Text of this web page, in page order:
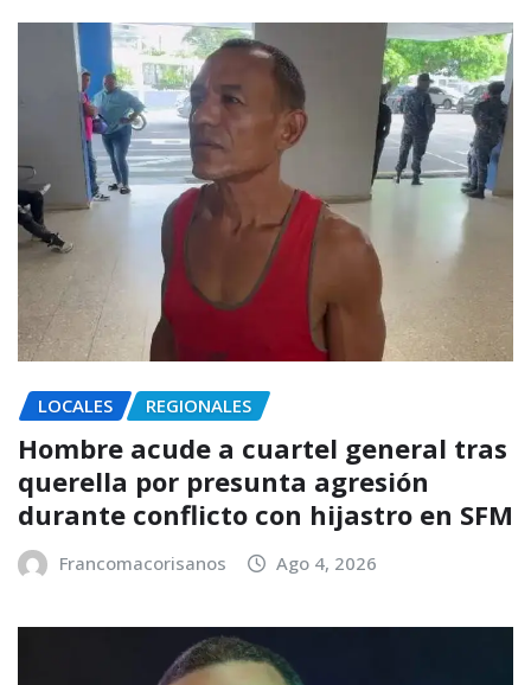
LOCALES REGIONALES
Hombre acude a cuartel general tras
querella por presunta agresión
durante conflicto con hijastro en SFM
Francomacorisanos Ago 4, 2026